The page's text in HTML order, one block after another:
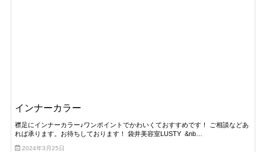
インナーカラー
襟足にインナーカラー♪ワンポイントでかわいくておすすめです！ ご相談などあ
れば承ります。お待ちしております！ 袋井美容室LUSTY &nb…
2024年3月25日